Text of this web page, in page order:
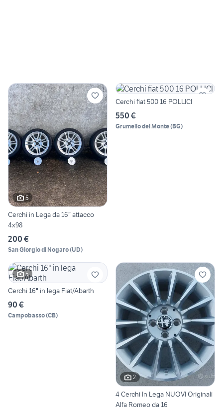
5
Cerchi in Lega da 16” attacco
4x98
200 €
San Giorgio di Nogaro(UD)
Cerchi fiat 500 16 POLLICI
550 €
Grumello del Monte(BG)
5
Cerchi 16" in lega Fiat/Abarth
90 €
Campobasso(CB)
2
4 Cerchi In Lega NUOVI Originali
Alfa Romeo da 16